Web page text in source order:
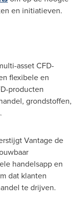
en initiatieven.
asset CFD-
flexibele en
producten
grondstoffen,
Vantage de
handelsapp en
dat klanten
te drijven.